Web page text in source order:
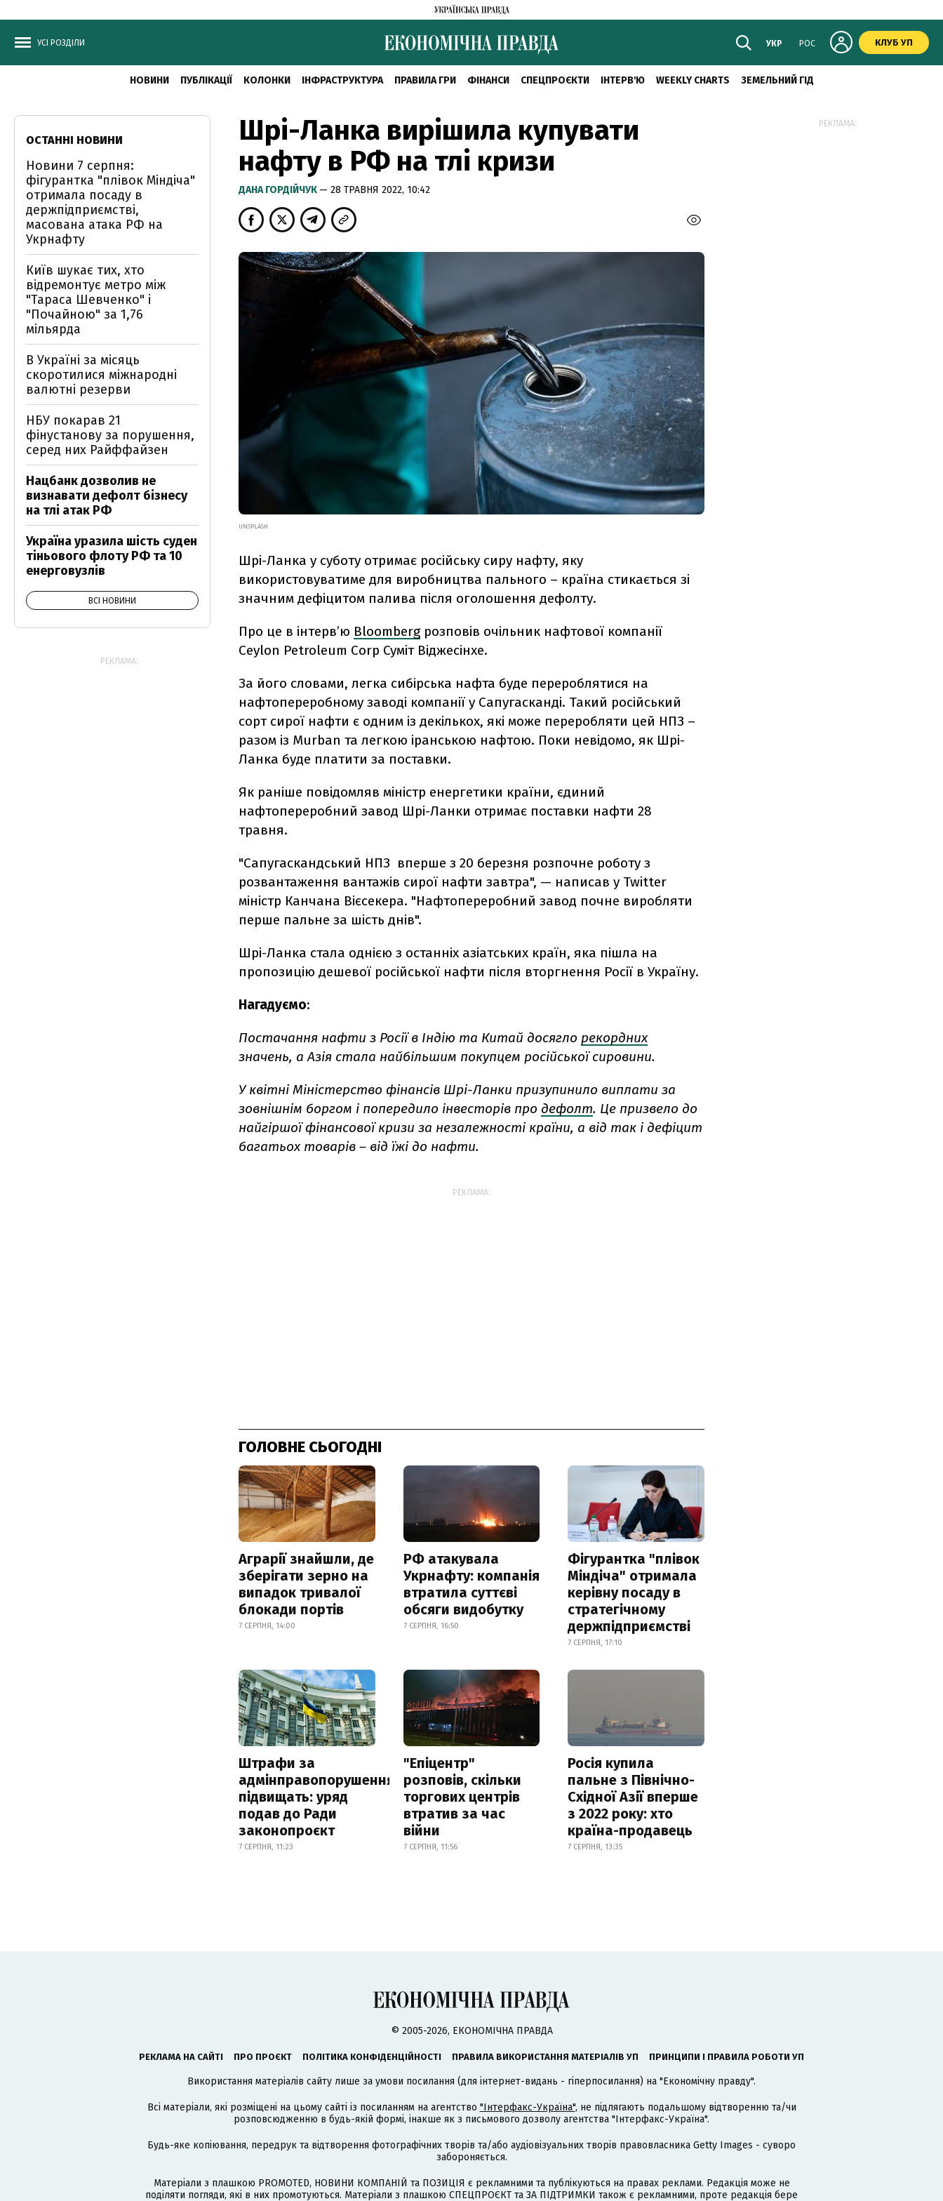
УСІ РОЗДІЛИ УКР РОС КЛУБ УП
НОВИНИ ПУБЛІКАЦІЇ КОЛОНКИ ІНФРАСТРУКТУРА ПРАВИЛА ГРИ ФІНАНСИ СПЕЦПРОЄКТИ ІНТЕРВ'Ю WEEKLY CHARTS ЗЕМЕЛЬНИЙ ГІД
Шрі-Ланка вирішила купувати
нафту в РФ на тлі кризи
ДАНА ГОРДІЙЧУК — 28 ТРАВНЯ 2022, 10:42
UNSPLASH
Шрі-Ланка у суботу отримає російську сиру нафту, яку
використовуватиме для виробництва пального – країна стикається зі
значним дефіцитом палива після оголошення дефолту.
Про це в інтерв’ю Bloombergрозповів очільник нафтової компанії
Ceylon Petroleum Corp Суміт Віджесінхе.
За його словами, легка сибірська нафта буде перероблятися на
нафтопереробному заводі компанії у Сапугасканді. Такий російський
сорт сирої нафти є одним із декількох, які може переробляти цей НПЗ –
разом із Murban та легкою іранською нафтою. Поки невідомо, як Шрі-
Ланка буде платити за поставки.
Як раніше повідомляв міністр енергетики країни, єдиний
нафтопереробний завод Шрі-Ланки отримає поставки нафти 28
травня.
"Сапугаскандський НПЗ вперше з 20 березня розпочне роботу з
розвантаження вантажів сирої нафти завтра", — написав у Twitter
міністр Канчана Вієсекера. "Нафтопереробний завод почне виробляти
перше пальне за шість днів".
Шрі-Ланка стала однією з останніх азіатських країн, яка пішла на
пропозицію дешевої російської нафти після вторгнення Росії в Україну.
Нагадуємо:
Постачання нафти з Росії в Індію та Китай досягло рекордних
значень, а Азія стала найбільшим покупцем російської сировини.
У квітні Міністерство фінансів Шрі-Ланки призупинило виплати за
зовнішнім боргом і попередило інвесторів про дефолт. Це призвело до
найгіршої фінансової кризи за незалежності країни, а від так і дефіцит
багатьох товарів – від їжі до нафти.
РЕКЛАМА:
ГОЛОВНЕ СЬОГОДНІ
Аграрії знайшли, де
зберігати зерно на
випадок тривалої
блокади портів
7 СЕРПНЯ, 14:00
РФ атакувала
Укрнафту: компанія
втратила суттєві
обсяги видобутку
7 СЕРПНЯ, 16:50
Фігурантка "плівок
Міндіча" отримала
керівну посаду в
стратегічному
держпідприємстві
7 СЕРПНЯ, 17:10
Штрафи за
адмінправопорушення
підвищать: уряд
подав до Ради
законопроєкт
7 СЕРПНЯ, 11:23
"Епіцентр"
розповів, скільки
торгових центрів
втратив за час
війни
7 СЕРПНЯ, 11:56
Росія купила
пальне з Північно-
Східної Азії вперше
з 2022 року: хто
країна-продавець
7 СЕРПНЯ, 13:35
ОСТАННІ НОВИНИ
Новини 7 серпня:
фігурантка "плівок Міндіча"
отримала посаду в
держпідприємстві,
масована атака РФ на
Укрнафту
Київ шукає тих, хто
відремонтує метро між
"Тараса Шевченко" і
"Почайною" за 1,76
мільярда
В Україні за місяць
скоротилися міжнародні
валютні резерви
НБУ покарав 21
фінустанову за порушення,
серед них Райффайзен
Нацбанк дозволив не
визнавати дефолт бізнесу
на тлі атак РФ
Україна уразила шість суден
тіньового флоту РФ та 10
енерговузлів
ВСІ НОВИНИ
РЕКЛАМА:
РЕКЛАМА:
© 2005-2026, ЕКОНОМІЧНА ПРАВДА
РЕКЛАМА НА САЙТІ ПРО ПРОЄКТ ПОЛІТИКА КОНФІДЕНЦІЙНОСТІ ПРАВИЛА ВИКОРИСТАННЯ МАТЕРІАЛІВ УП ПРИНЦИПИ І ПРАВИЛА РОБОТИ УП
Використання матеріалів сайту лише за умови посилання (для інтернет-видань - гіперпосилання) на "Економічну правду".
Всі матеріали, які розміщені на цьому сайті із посиланням на агентство "Інтерфакс-Україна", не підлягають подальшому відтворенню та/чи
розповсюдженню в будь-якій формі, інакше як з письмового дозволу агентства "Інтерфакс-Україна".
Будь-яке копіювання, передрук та відтворення фотографічних творів та/або аудіовізуальних творів правовласника Getty Images - суворо
забороняється.
Матеріали з плашкою PROMOTED, НОВИНИ КОМПАНІЙ та ПОЗИЦІЯ є рекламними та публікуються на правах реклами. Редакція може не
поділяти погляди, які в них промотуються. Матеріали з плашкою СПЕЦПРОЄКТ та ЗА ПІДТРИМКИ також є рекламними, проте редакція бере